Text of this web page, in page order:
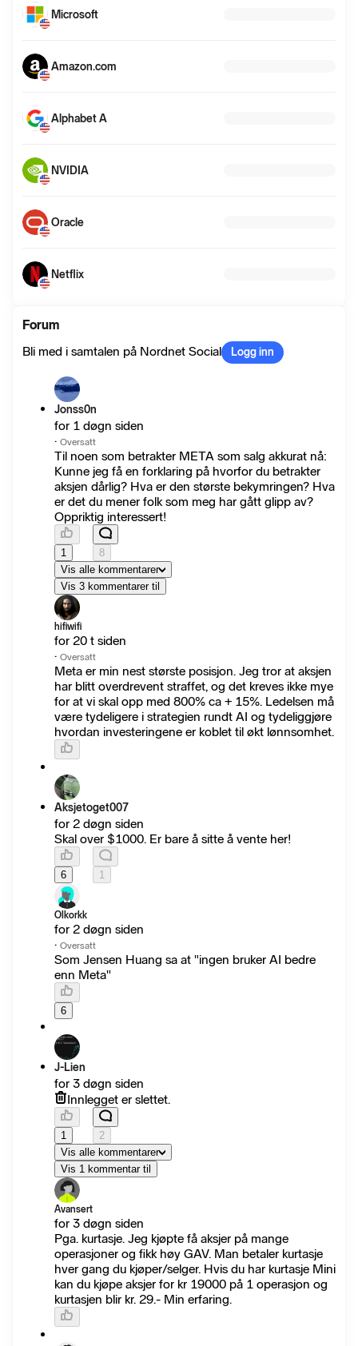
Microsoft
Amazon.com
Alphabet A
NVIDIA
Oracle
Netflix
Forum
Bli med i samtalen på Nordnet Social
Logg inn
Jonss0n
for 1 døgn siden
· Oversatt
Til noen som betrakter META som salg akkurat nå:
Kunne jeg få en forklaring på hvorfor du betrakter
aksjen dårlig? Hva er den største bekymringen? Hva
er det du mener folk som meg har gått glipp av?
Oppriktig interessert!
1
8
Vis alle kommentarer
Vis 3 kommentarer til
hifiwifi
for 20 t siden
· Oversatt
Meta er min nest største posisjon. Jeg tror at aksjen
har blitt overdrevent straffet, og det kreves ikke mye
for at vi skal opp med 800% ca + 15%. Ledelsen må
være tydeligere i strategien rundt AI og tydeliggjøre
hvordan investeringene er koblet til økt lønnsomhet.
Aksjetoget007
for 2 døgn siden
Skal over $1000. Er bare å sitte å vente her!
6 1
Olkorkk
for 2 døgn siden
· Oversatt
Som Jensen Huang sa at "ingen bruker AI bedre
enn Meta"
6
J-Lien
for 3 døgn siden
Innlegget er slettet.
1
2
Vis alle kommentarer
Vis 1 kommentar til
Avansert
for 3 døgn siden
Pga. kurtasje. Jeg kjøpte få aksjer på mange
operasjoner og fikk høy GAV. Man betaler kurtasje
hver gang du kjøper/selger. Hvis du har kurtasje Mini
kan du kjøpe aksjer for kr 19000 på 1 operasjon og
kurtasjen blir kr. 29.- Min erfaring.